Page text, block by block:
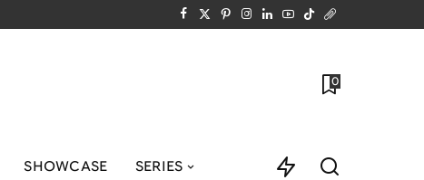
0
SHOWCASE SERIES